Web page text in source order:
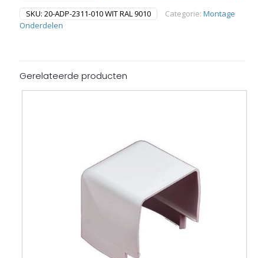
Wit
Ral
9010
SKU: 20-ADP-2311-010 WIT RAL 9010 Categorie: Montage
Onderdelen
Gerelateerde producten